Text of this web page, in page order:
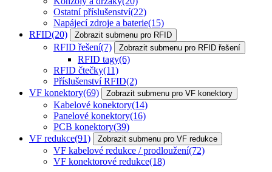
Ostatní příslušenství(22)
Napájecí zdroje a baterie(15)
RFID(20) Zobrazit submenu pro RFID
RFID řešení(7) Zobrazit submenu pro RFID řešení
RFID tagy(6)
RFID čtečky(11)
Příslušenství RFID(2)
VF konektory(69) Zobrazit submenu pro VF konektory
Kabelové konektory(14)
Panelové konektory(16)
PCB konektory(39)
VF redukce(91) Zobrazit submenu pro VF redukce
VF kabelové redukce / prodloužení(72)
VF konektorové redukce(18)